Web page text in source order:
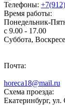
Телефоны:
Время работы:
Понедельник-
с 9.00 - 17.00
Суббота,
Почта:
horeca18@mail.ru
Схема проезда:
Екатеринбург,